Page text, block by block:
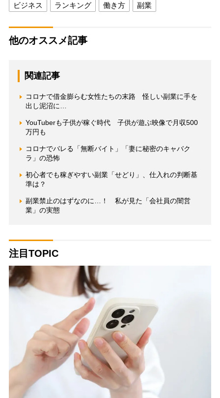
ビジネス ランキング 働き方 副業
他のオススメ記事
関連記事
コロナで借金膨らむ女性たちの末路 怪しい副業に手を
出し泥沼に…
YouTuberも子供が稼ぐ時代 子供が遊ぶ映像で月収500
万円も
コロナでバレる「無断バイト」「妻に秘密のキャバク
ラ」の恐怖
初心者でも稼ぎやすい副業「せどり」、仕入れの判断基
準は？
副業禁止のはずなのに…！ 私が見た「会社員の闇営
業」の実態
注目TOPIC